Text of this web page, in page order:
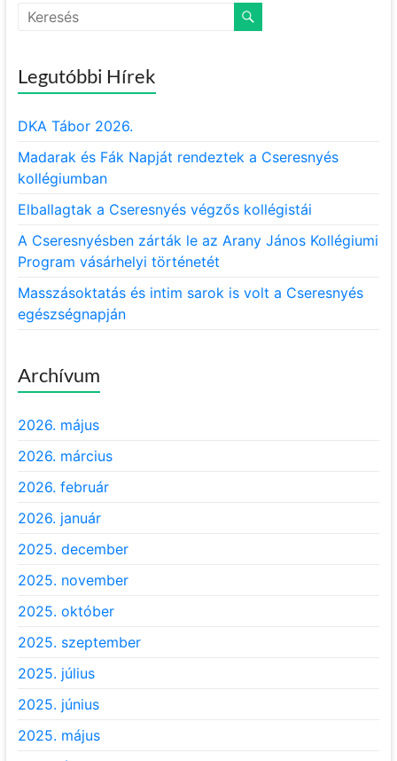
Legutóbbi Hírek
DKA Tábor 2026.
Madarak és Fák Napját rendeztek a Cseresnyés
kollégiumban
Elballagtak a Cseresnyés végzős kollégistái
A Cseresnyésben zárták le az Arany János Kollégiumi
Program vásárhelyi történetét
Masszásoktatás és intim sarok is volt a Cseresnyés
egészségnapján
Archívum
2026. május
2026. március
2026. február
2026. január
2025. december
2025. november
2025. október
2025. szeptember
2025. július
2025. június
2025. május